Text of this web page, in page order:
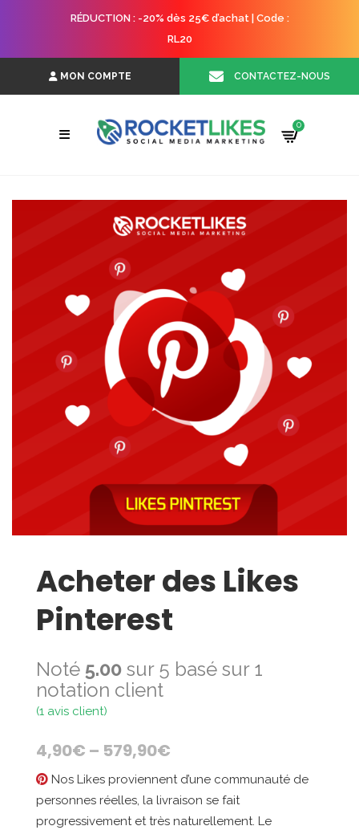
RÉDUCTION : -20% dès 25€ d’achat | Code :
RL20
MON COMPTE CONTACTEZ-NOUS
0
Acheter des Likes
Pinterest
Noté 5.00 sur 5 basé sur 1
notation client
(1 avis client)
4,90€ – 579,90€
Nos Likes proviennent d’une communauté de
personnes réelles, la livraison se fait
progressivement et très naturellement. Le